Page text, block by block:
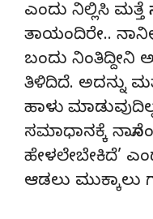
ಎಂದು ನಿಲ್ಲಿಸಿ ಮತ್ತೆ
ತಾಯಂದಿರೇ..
ಬಂದು ನಿಂತಿದ್ದೀನಿ
ತಿಳಿದಿದೆ. ಅದನ್ನು
ಹಾಳು
ಸಮಾಧಾನಕ್ಕೆ
ಹೇಳಲೇಬೇಕಿದೆ’
ಆಡಲು